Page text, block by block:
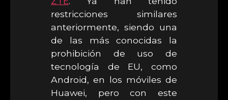
restricciones similares
anteriormente, siendo una
de las más conocidas la
prohibición de uso de
tecnología de EU, como
Android, en los móviles de
Huawei, pero con este